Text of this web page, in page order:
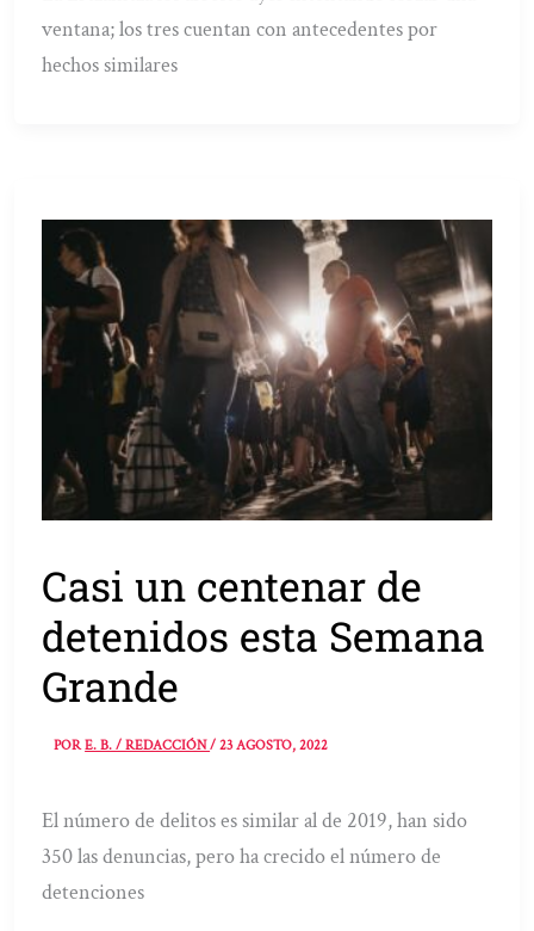
ventana; los tres cuentan con antecedentes por
hechos similares
Casi un centenar de
detenidos esta Semana
Grande
PORE. B. / REDACCIÓN/23 AGOSTO, 2022
El número de delitos es similar al de 2019, han sido
350 las denuncias, pero ha crecido el número de
detenciones